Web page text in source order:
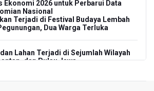
Ekonomi 2026 untuk Perbarui Data
Nasional
Terjadi di Festival Budaya Lembah
Dua Warga Terluka
Lahan Terjadi di Sejumlah Wilayah
dan Pulau Jawa